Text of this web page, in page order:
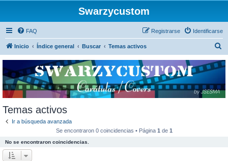
Swarzycustom
FAQ Identificarse
Registrarse
Inicio Índice general Buscar Temas activos
c
Temas activos
Ir a búsqueda avanzada
Se encontraron 0 coincidencias • Página 1de 1
No se encontraron coincidencias.